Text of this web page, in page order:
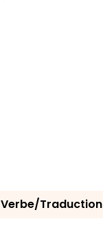
Verbe/Traduction